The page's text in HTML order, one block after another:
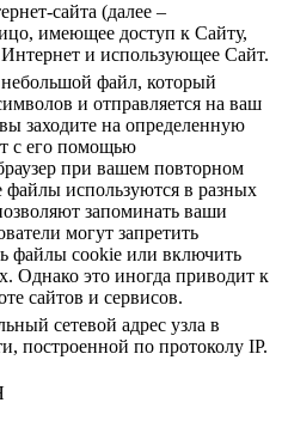
сайта (далее –
имеющее доступ к Сайту,
и использующее Сайт.
файл, который
и отправляется на ваш
заходите на определенную
с его помощью
при вашем повторном
используются в разных
запоминать ваши
могут запретить
файлы cookie или включить
Однако это иногда приводит к
сайтов и сервисов.
сетевой адрес узла в
построенной по протоколу IP.